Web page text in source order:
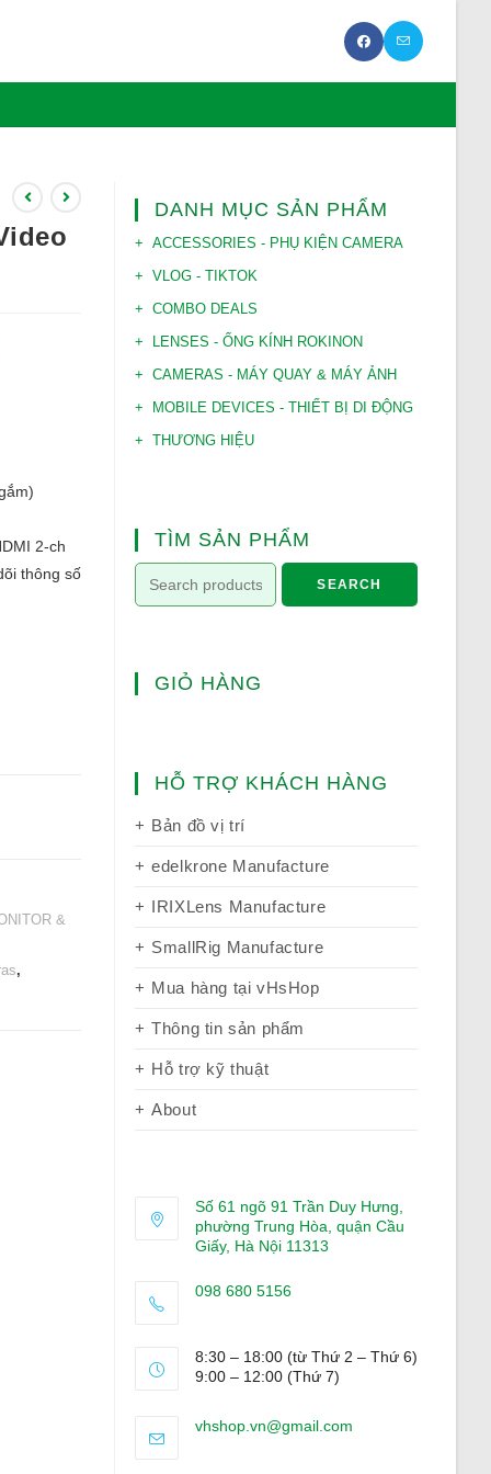
2-ch
thông số
&
,
DANH MỤC SẢN PHẨM
ACCESSORIES - PHỤ KIỆN CAMERA
VLOG - TIKTOK
COMBO DEALS
LENSES - ỐNG KÍNH ROKINON
CAMERAS - MÁY QUAY & MÁY ẢNH
MOBILE DEVICES - THIẾT BỊ DI ĐỘNG
THƯƠNG HIỆU
TÌM SẢN PHẨM
SEARCH
GIỎ HÀNG
HỖ TRỢ KHÁCH HÀNG
Bản đồ vị trí
edelkrone Manufacture
IRIXLens Manufacture
SmallRig Manufacture
Mua hàng tại vHsHop
Thông tin sản phẩm
Hỗ trợ kỹ thuật
About
Số 61 ngõ 91 Trần Duy Hưng,
phường Trung Hòa, quận Cầu
Giấy, Hà Nội 11313
098 680 5156
your
8:30 – 18:00 (từ Thứ 2 – Thứ 6)
9:00 – 12:00 (Thứ 7)
vhshop.vn@gmail.comOpens